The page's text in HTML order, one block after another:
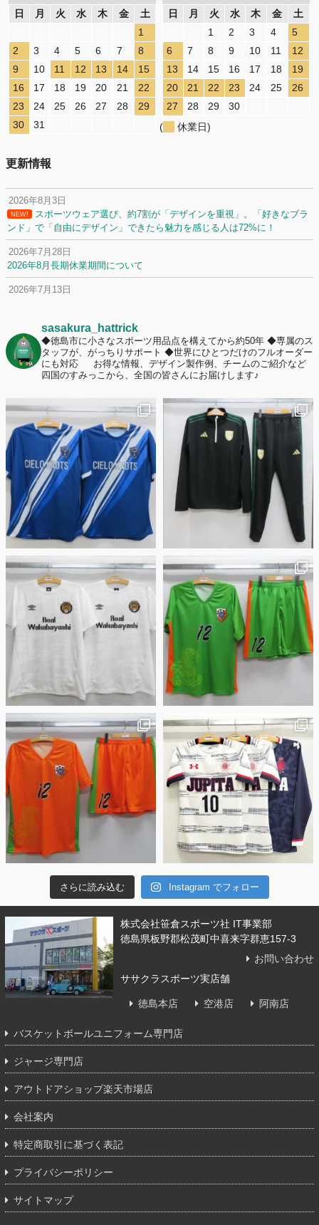
日
月 火 水 木 金
土
1
2
3 4 5 6 7
8
9
10 11 12 13 14
15
16
17 18 19 20 21
22
23
24 25 26 27 28
29
30
31
日
月 火 水 木 金
土
1
2 3 4
5
6
7 8 9 10 11
12
13
14 15 16 17 18
19
20
21 22 23 24 25
26
27
28 29
30
(
休業日)
更新情報
2026年8月3日
NEW!
スポーツウェア選び、約7割が「デザインを重視」。「好きなブラ
ンド」で「自由にデザイン」できたら魅力を感じる人は72%に！
2026年7月28日
2026年8月長期休業期間について
2026年7月13日
2026年7月2日
名前入りユニフォームで子どもの自信が「プラスになった」と感じた保
護者は約67%！「やや高いと感じたが納得して購入した」と価値を実感
する声も32.7%に！
応援ユニフォーム、約53％が「会場に一体感があってよい」と回答。チ
ームへの愛情が伝わる応援スタイルとは？
sasakura_hattrick
◆徳島市に小さなスポーツ用品点を構えてから約50年 ◆専属のス
タッフが、がっちりサポート ◆世界にひとつだけのフルオーダー
にも対応
お得な情報、デザイン製作例、チームのご紹介など
四国のすみっこから、全国の皆さんにお届けします♪
さらに読み込む Instagram でフォロー
株式会社笹倉スポーツ社 IT事業部
徳島県板野郡松茂町中喜来字群恵157-3
お問い合わせ
ササクラスポーツ実店舗
徳島本店 空港店 阿南店
バスケットボールユニフォーム専門店
ジャージ専門店
アウトドアショップ楽天市場店
会社案内
特定商取引に基づく表記
プライバシーポリシー
サイトマップ